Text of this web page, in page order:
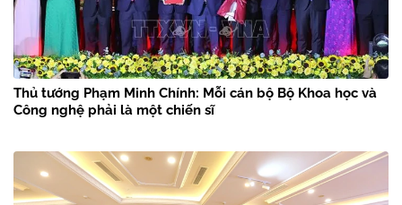
Thủ tướng Phạm Minh Chính: Mỗi cán bộ Bộ Khoa học và
Công nghệ phải là một chiến sĩ